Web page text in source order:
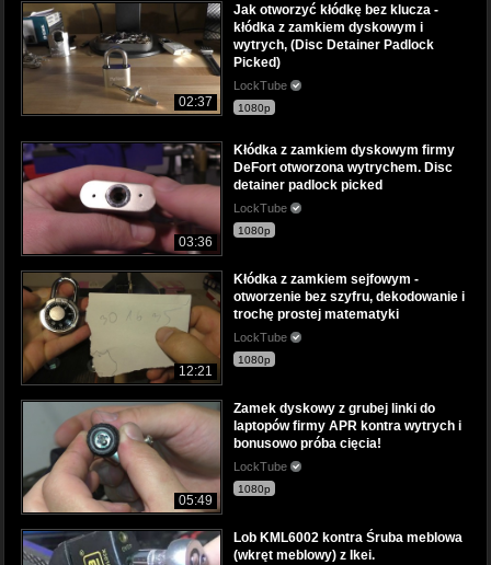
02:37
Jak otworzyć kłódkę bez klucza -
kłódka z zamkiem dyskowym i
wytrych, (Disc Detainer Padlock
Picked)
LockTube
1080p
03:36
Kłódka z zamkiem dyskowym firmy
DeFort otworzona wytrychem. Disc
detainer padlock picked
LockTube
1080p
12:21
Kłódka z zamkiem sejfowym -
otworzenie bez szyfru, dekodowanie i
trochę prostej matematyki
LockTube
1080p
05:49
Zamek dyskowy z grubej linki do
laptopów firmy APR kontra wytrych i
bonusowo próba cięcia!
LockTube
1080p
Lob KML6002 kontra Śruba meblowa
(wkręt meblowy) z Ikei.